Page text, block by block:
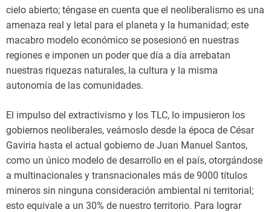
cielo abierto; téngase en cuenta que el neoliberalismo es una
amenaza real y letal para el planeta y la humanidad; este
macabro modelo económico se posesionó en nuestras
regiones e imponen un poder que día a día arrebatan
nuestras riquezas naturales, la cultura y la misma
autonomía de las comunidades.
El impulso del extractivismo y los TLC, lo impusieron los
gobiernos neoliberales, veámoslo desde la época de César
Gaviria hasta el actual gobierno de Juan Manuel Santos,
como un único modelo de desarrollo en el país, otorgándose
a multinacionales y transnacionales más de 9000 títulos
mineros sin ninguna consideración ambiental ni territorial;
esto equivale a un 30% de nuestro territorio. Para lograr